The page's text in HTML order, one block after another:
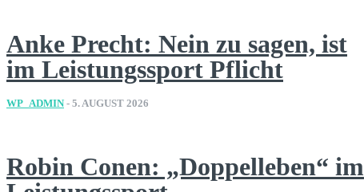
Anke Precht: Nein zu sagen, ist
im Leistungssport Pflicht
WP_ADMIN - 5. AUGUST 2026
Robin Conen: „Doppelleben“ im